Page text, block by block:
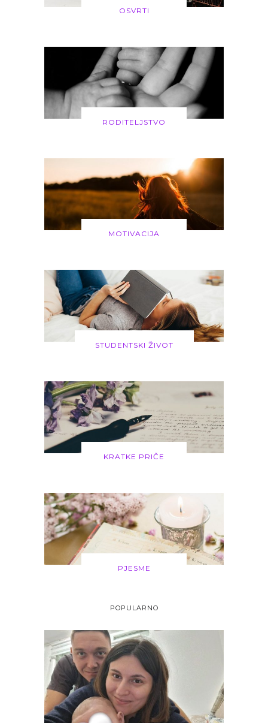
OSVRTI
RODITELJSTVO
MOTIVACIJA
STUDENTSKI ŽIVOT
KRATKE PRIČE
PJESME
POPULARNO